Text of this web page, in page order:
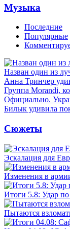
Музыка
Последние
Популярные
Назван один из
Анна Тринчер
Группа Morandi,
Официально.
Билык удивила
Сюжеты
Эскалация для
Изменения в
Итоги 5.8: Удар
Пытаются